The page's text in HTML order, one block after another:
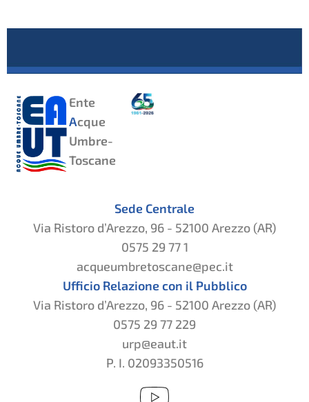
Ente
Acque
Umbre-
Toscane
Sede Centrale
Via Ristoro d’Arezzo, 96 - 52100 Arezzo (AR)
0575 29 77 1
acqueumbretoscane@pec.it
Ufficio Relazione con il Pubblico
Via Ristoro d’Arezzo, 96 - 52100 Arezzo (AR)
0575 29 77 229
urp@eaut.it
P. I. 02093350516